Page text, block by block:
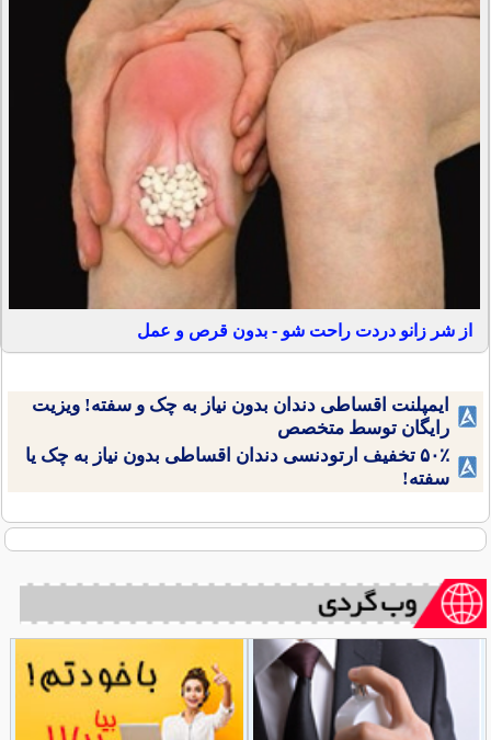
از شر زانو دردت راحت شو - بدون قرص و عمل
ایمپلنت اقساطی دندان بدون نیاز به چک و سفته! ویزیت
رایگان توسط متخصص
۵۰٪ تخفیف ارتودنسی دندان اقساطی بدون نیاز به چک یا
سفته!